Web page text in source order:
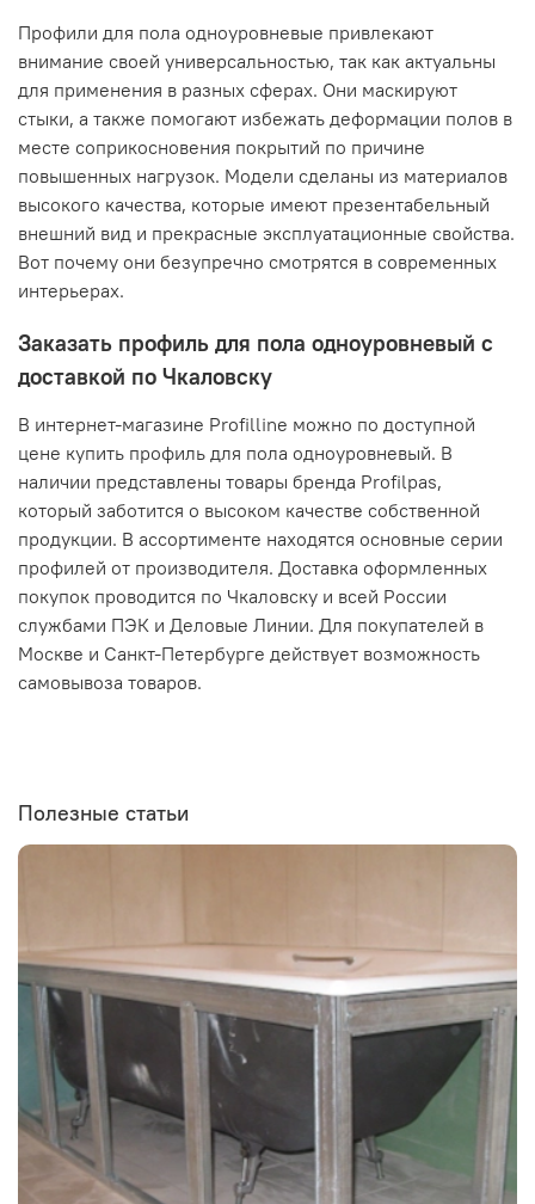
Профили для пола одноуровневые привлекают
внимание своей универсальностью, так как актуальны
для применения в разных сферах. Они маскируют
стыки, а также помогают избежать деформации полов в
месте соприкосновения покрытий по причине
повышенных нагрузок. Модели сделаны из материалов
высокого качества, которые имеют презентабельный
внешний вид и прекрасные эксплуатационные свойства.
Вот почему они безупречно смотрятся в современных
интерьерах.
Заказать профиль для пола одноуровневый с
доставкой по Чкаловску
В интернет-магазине Profilline можно по доступной
цене купить профиль для пола одноуровневый. В
наличии представлены товары бренда Profilpas,
который заботится о высоком качестве собственной
продукции. В ассортименте находятся основные серии
профилей от производителя. Доставка оформленных
покупок проводится по Чкаловску и всей России
службами ПЭК и Деловые Линии. Для покупателей в
Москве и Санкт-Петербурге действует возможность
самовывоза товаров.
Полезные статьи